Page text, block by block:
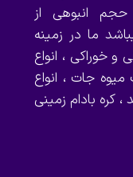
انبوهی از
ما در زمینه
خوراکی ، انواع
جات ، انواع
کره بادام زمینی